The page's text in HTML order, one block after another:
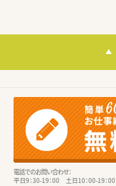
電話でのお問い合わせ：
平日9：30-19：00 土日10：00-19：00